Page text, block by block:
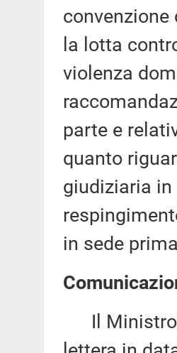
convenzione
la lotta
violenza
parte e
quanto
giudiziaria in
in sede
Il Ministro